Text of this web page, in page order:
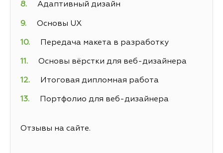
Адаптивный дизайн
Основы UX
Передача макета в разработку
Основы вёрстки для веб-дизайнера
Итоговая дипломная работа
Портфолио для веб-дизайнера
Отзывы на сайте.